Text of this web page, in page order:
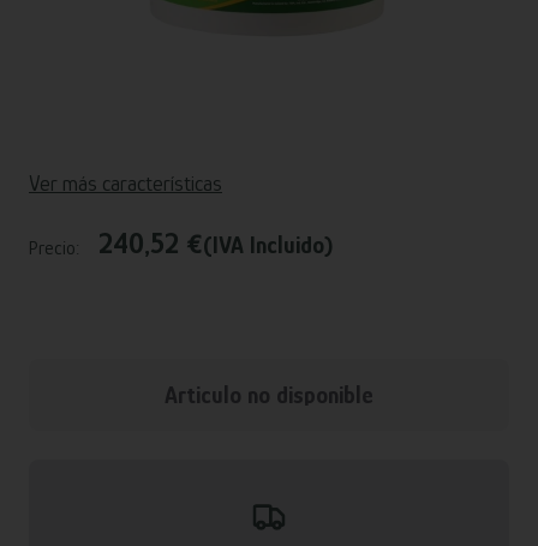
Ver más características
Precio: 240,52 €(IVA Incluido)
Articulo no disponible